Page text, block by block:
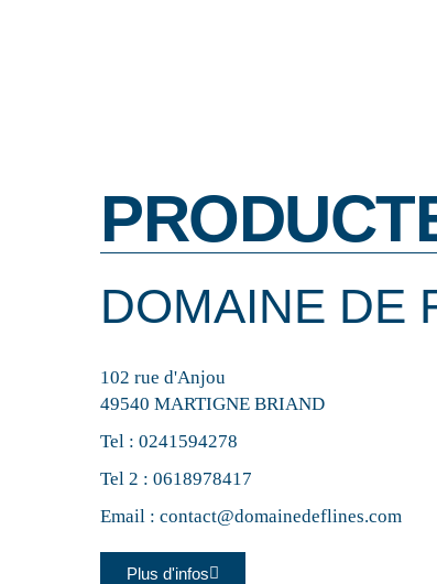
DOMAINE DE
102 rue d'Anjou
49540 MARTIGNE BRIAND
Tel : 0241594278
Tel 2 : 0618978417
Email : contact@domainedeflines.com
Plus d'infos